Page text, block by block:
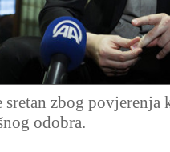
zbog povjerenja
odobra.